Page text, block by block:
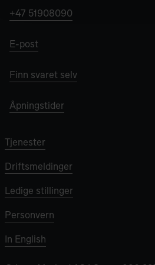
+47 51908090
E-post
Finn svaret selv
Åpningstider
Tjenester
Driftsmeldinger
Ledige stillinger
Personvern
In English